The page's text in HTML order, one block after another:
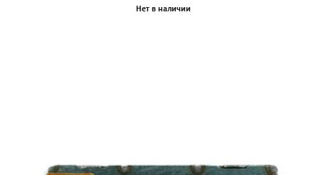
Нет в наличии